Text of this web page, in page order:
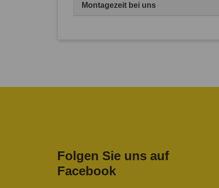
Montagezeit bei uns
Folgen Sie uns auf
Facebook